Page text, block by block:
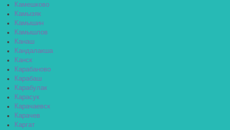
Камешково
Камызяк
Камышин
Камышлов
Канаш
Кандалакша
Канск
Карабаново
Карабаш
Карабулак
Карасук
Карачаевск
Карачев
Каргат